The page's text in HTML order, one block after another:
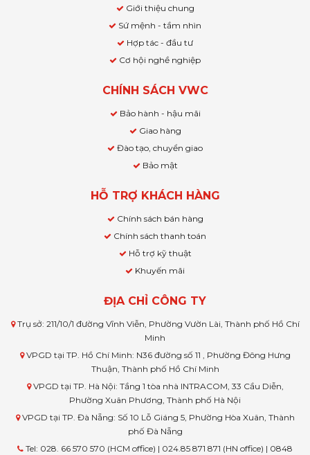
Giới thiệu chung
Sứ mệnh - tầm nhìn
Hợp tác - đầu tư
Cơ hội nghề nghiệp
CHÍNH SÁCH VWC
Bảo hành - hậu mãi
Giao hàng
Đào tạo, chuyển giao
Bảo mật
HỖ TRỢ KHÁCH HÀNG
Chính sách bán hàng
Chính sách thanh toán
Hỗ trợ kỹ thuật
Khuyến mãi
ĐỊA CHỈ CÔNG TY
Trụ sở: 211/10/1 đường Vĩnh Viễn, Phường Vườn Lài, Thành phố Hồ Chí
Minh
VPGD tại TP. Hồ Chí Minh: N36 đường số 11 , Phường Đông Hưng
Thuận, Thành phố Hồ Chí Minh
VPGD tại TP. Hà Nội: Tầng 1 tòa nhà INTRACOM, 33 Cầu Diễn,
Phường Xuân Phương, Thành phố Hà Nội
VPGD tại TP. Đà Nẵng: Số 10 Lỗ Giáng 5, Phường Hòa Xuân, Thành
phố Đà Nẵng
Tel: 028. 66 570 570 (HCM office) | 024.85 871 871 (HN office) | 0848